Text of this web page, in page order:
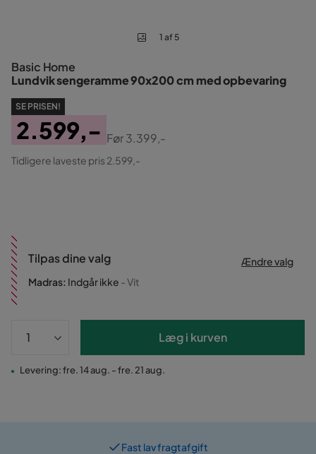
1 af 5
Basic Home
Lundvik sengeramme 90x200 cm med opbevaring
SE PRISEN!
Pris
2.599,-
Original
Før3.399,-
Tidligere laveste pris 2.599,-
Tilpas dine valg
Ændre valg
Madras: Indgår ikke - Vit
Læg i kurven
Levering: fre. 14 aug. - fre. 21 aug.
Fast lav fragtafgift